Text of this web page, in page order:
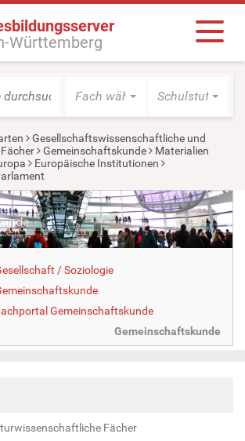
Württemberg
Fach wählen Schulstufe
Gesellschaftswissenschaftliche und
Gemeinschaftskunde
Materialien
Europäische Institutionen
/ Soziologie
Gemeinschaftskunde
Gemeinschaftskunde
Fächer